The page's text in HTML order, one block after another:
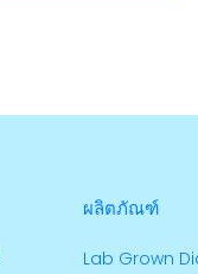
ผลิตภัณฑ์
Lab Grown